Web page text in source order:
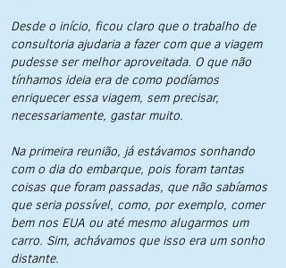
Desde o início, ficou claro que o trabalho de
consultoria ajudaria a fazer com que a viagem
pudesse ser melhor aproveitada. O que não
tínhamos ideia era de como podíamos
enriquecer essa viagem, sem precisar,
necessariamente, gastar muito.
Na primeira reunião, já estávamos sonhando
com o dia do embarque, pois foram tantas
coisas que foram passadas, que não sabíamos
que seria possível, como, por exemplo, comer
bem nos EUA ou até mesmo alugarmos um
carro. Sim, achávamos que isso era um sonho
distante.